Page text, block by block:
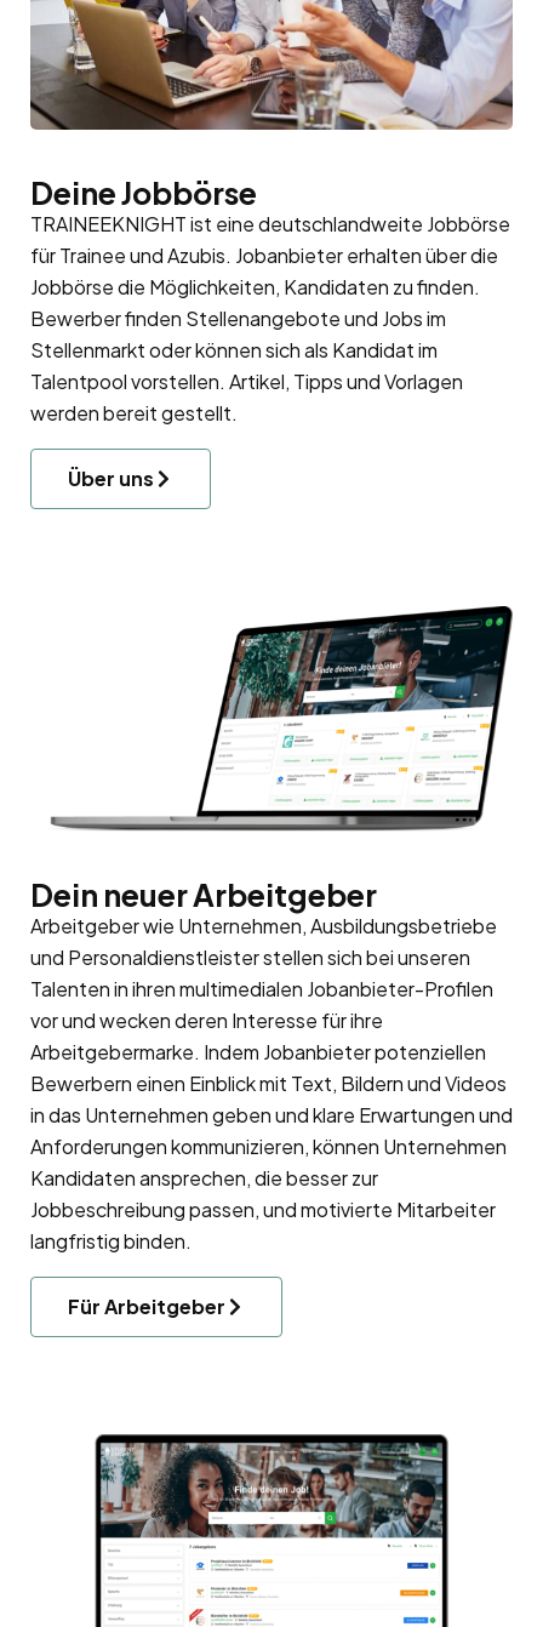
Deine Jobbörse
TRAINEEKNIGHT ist eine deutschlandweite Jobbörse
für Trainee und Azubis. Jobanbieter erhalten über die
Jobbörse die Möglichkeiten, Kandidaten zu finden.
Bewerber finden Stellenangebote und Jobs im
Stellenmarkt oder können sich als Kandidat im
Talentpoolvorstellen. Artikel, Tipps und Vorlagen
werden bereit gestellt.
Über uns
Dein neuer Arbeitgeber
Arbeitgeber wie Unternehmen, Ausbildungsbetriebe
und Personaldienstleister stellen sich bei unseren
Talenten in ihren multimedialen Jobanbieter-Profilen
vor und wecken deren Interesse für ihre
Arbeitgebermarke. Indem Jobanbieter potenziellen
Bewerbern einen Einblick mit Text, Bildern und Videos
in das Unternehmen geben und klare Erwartungen und
Anforderungen kommunizieren, können Unternehmen
Kandidaten ansprechen, die besser zur
Jobbeschreibung passen, und motivierte Mitarbeiter
langfristig binden.
Für Arbeitgeber